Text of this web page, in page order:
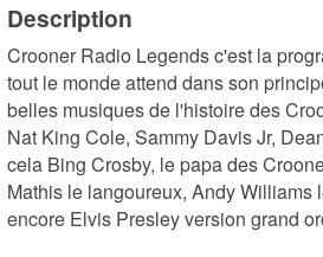
Description
Crooner Radio Legends c'est la
tout le monde attend dans son
belles musiques de l'histoire des
Nat King Cole, Sammy Davis Jr,
cela Bing Crosby, le papa des
Mathis le langoureux, Andy Williams
encore Elvis Presley version grand